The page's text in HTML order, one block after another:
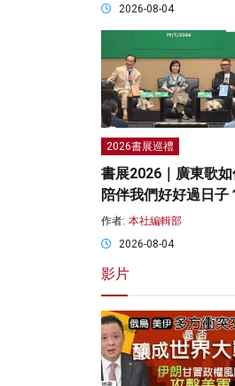
2026-08-04
2026書展巡禮
書展2026｜廣東歌
陪伴我們好好過日子
作者: 本社編輯部
2026-08-04
影片